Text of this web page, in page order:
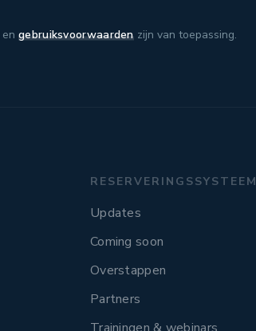
engebruiksvoorwaardenzijn van toepassing.
RESERVERINGSSYSTEEM
Updates
Coming soon
Overstappen
Partners